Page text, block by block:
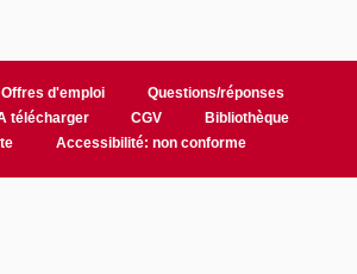
Offres d'emploi
Questions/réponses
télécharger CGV
Bibliothèque
Accessibilité: non conforme